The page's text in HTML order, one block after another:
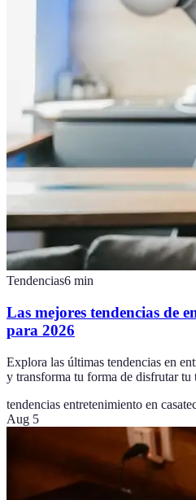
Tendencias6 min
Las mejores tendencias de
para 2026
Explora las últimas tendencias en
y transforma tu forma de disfrutar tu
tendencias entretenimiento en casa
Aug 5